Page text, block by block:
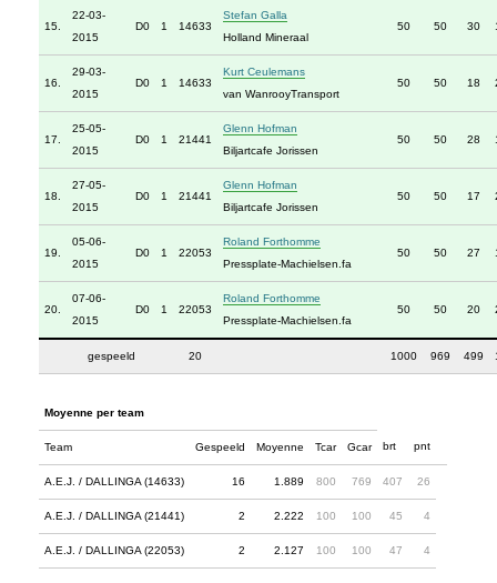
15.
22-03-
2015
D0 1 14633
Stefan Galla
Holland Mineraal
50 50 30
16.
29-03-
2015
D0 1 14633
Kurt Ceulemans
van WanrooyTransport
50 50 18
17.
25-05-
2015
D0 1 21441
Glenn Hofman
Biljartcafe Jorissen
50 50 28
18.
27-05-
2015
D0 1 21441
Glenn Hofman
Biljartcafe Jorissen
50 50 17
19.
05-06-
2015
D0 1 22053
Roland Forthomme
Pressplate-Machielsen.fa
50 50 27
20.
07-06-
2015
D0 1 22053
Roland Forthomme
Pressplate-Machielsen.fa
50 50 20
gespeeld 20 1000 969 499
Moyenne per team
Team Gespeeld Moyenne Tcar Gcar brt pnt
A.E.J. / DALLINGA (14633) 16 1.889 800 769 407 26
A.E.J. / DALLINGA (21441) 2 2.222 100 100 45 4
A.E.J. / DALLINGA (22053) 2 2.127 100 100 47 4